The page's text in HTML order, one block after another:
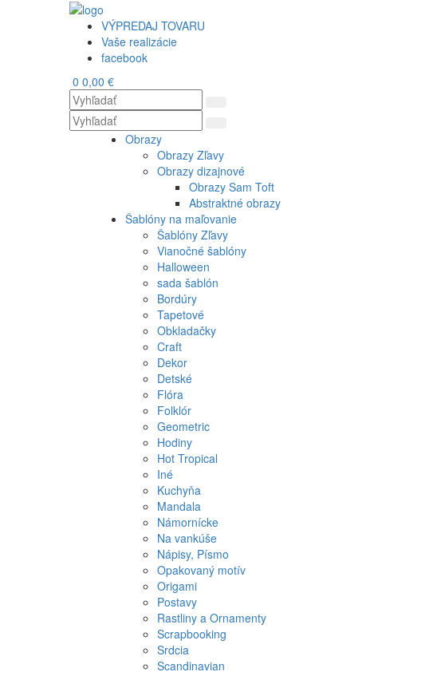
VÝPREDAJ TOVARU
Vaše realizácie
facebook
0 0,00 €
Obrazy
Obrazy Zľavy
Obrazy dizajnové
Obrazy Sam Toft
Abstraktné obrazy
Šablóny na maľovanie
Šablóny Zľavy
Vianočné šablóny
Halloween
sada šablón
Bordúry
Tapetové
Obkladačky
Craft
Dekor
Detské
Flóra
Folklór
Geometric
Hodiny
Hot Tropical
Iné
Kuchyňa
Mandala
Námornícke
Na vankúše
Nápisy, Písmo
Opakovaný motív
Origami
Postavy
Rastliny a Ornamenty
Scrapbooking
Srdcia
Scandinavian